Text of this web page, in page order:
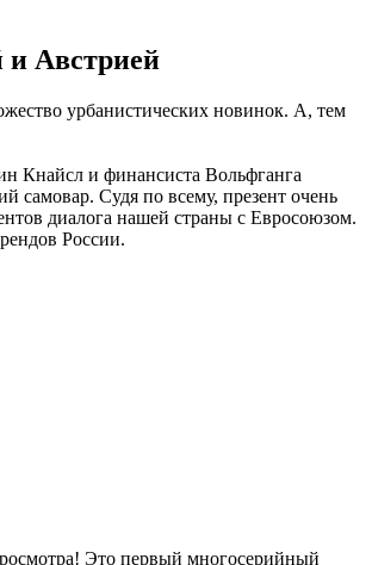
и Австрией
урбанистических новинок. А, тем
Кнайсл и финансиста Вольфганга
самовар. Судя по всему, презент очень
диалога нашей страны с Евросоюзом.
России.
Это первый многосерийный